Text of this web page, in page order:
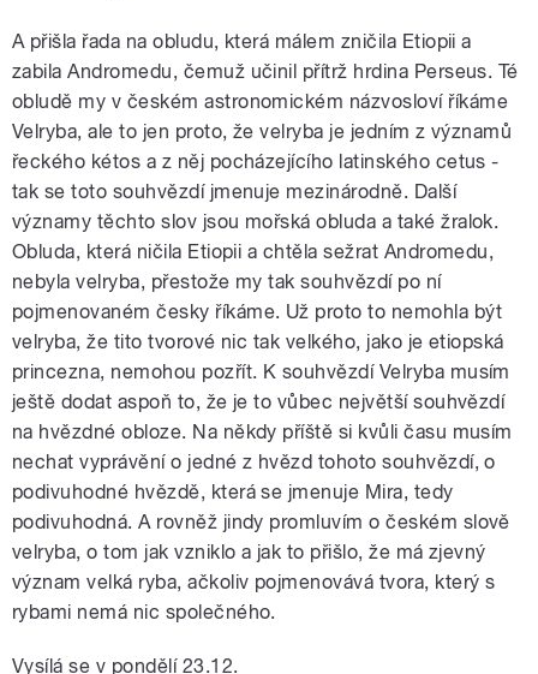
A přišla řada na obludu, která málem zničila Etiopii a
zabila Andromedu, čemuž učinil přítrž hrdina Perseus. Té
obludě my v českém astronomickém názvosloví říkáme
Velryba, ale to jen proto, že velryba je jedním z významů
řeckého kétos a z něj pocházejícího latinského cetus -
tak se toto souhvězdí jmenuje mezinárodně. Další
významy těchto slov jsou mořská obluda a také žralok.
Obluda, která ničila Etiopii a chtěla sežrat Andromedu,
nebyla velryba, přestože my tak souhvězdí po ní
pojmenovaném česky říkáme. Už proto to nemohla být
velryba, že tito tvorové nic tak velkého, jako je etiopská
princezna, nemohou pozřít. K souhvězdí Velryba musím
ještě dodat aspoň to, že je to vůbec největší souhvězdí
na hvězdné obloze. Na někdy příště si kvůli času musím
nechat vyprávění o jedné z hvězd tohoto souhvězdí, o
podivuhodné hvězdě, která se jmenuje Mira, tedy
podivuhodná. A rovněž jindy promluvím o českém slově
velryba, o tom jak vzniklo a jak to přišlo, že má zjevný
význam velká ryba, ačkoliv pojmenovává tvora, který s
rybami nemá nic společného.
Vysílá se v pondělí 23.12.